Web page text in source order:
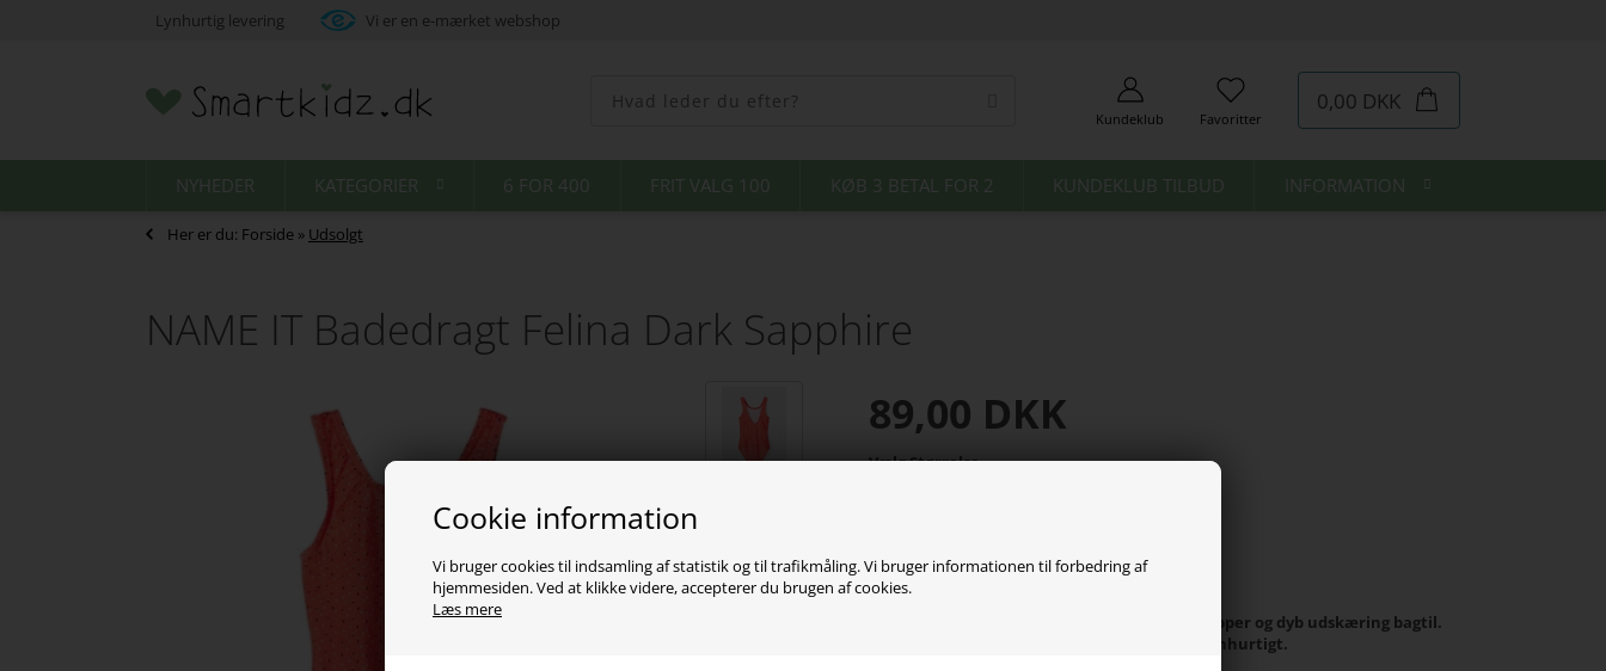
Cookie information
Vi bruger cookies til indsamling af statistik og til trafikmåling. Vi bruger informationen til forbedring af
hjemmesiden. Ved at klikke videre, accepterer du brugen af cookies.
Læs mere
Lynhurtig levering Vi er en e-mærket webshop
Kundeklub Favoritter
0,00 DKK
NYHEDER KATEGORIER 6 FOR 400 FRIT VALG 100 KØB 3 BETAL FOR 2 KUNDEKLUB TILBUD INFORMATION
Her er du: Forside » Udsolgt
NAME IT Badedragt Felina Dark Sapphire
89,00 DKK
Vælg Størrelse
Varen er desværre udsolgt
Skøn badedragt fra Name It med skulderstropper og dyb udskæring bagtil.
Lavet i et dejligt blødt materiale der tørrer lynhurtigt.